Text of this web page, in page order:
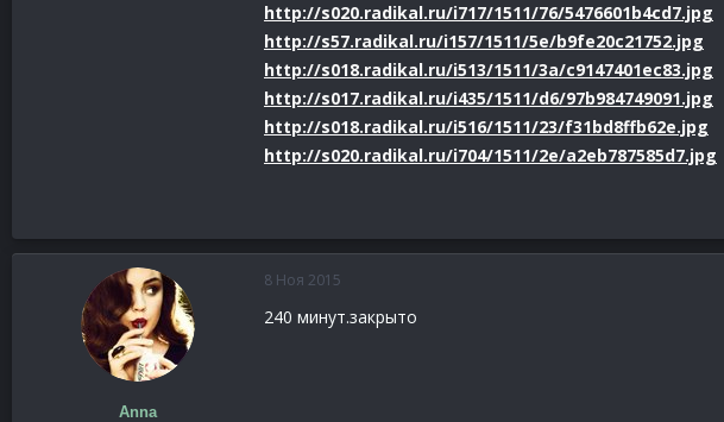
http://s020.radikal.ru/i717/1511/76/5476601b4cd7.jpg
http://s57.radikal.ru/i157/1511/5e/b9fe20c21752.jpg
http://s018.radikal.ru/i513/1511/3a/c9147401ec83.jpg
http://s017.radikal.ru/i435/1511/d6/97b984749091.jpg
http://s018.radikal.ru/i516/1511/23/f31bd8ffb62e.jpg
http://s020.radikal.ru/i704/1511/2e/a2eb787585d7.jpg
Anna
8 Ноя 2015
240 минут.закрыто